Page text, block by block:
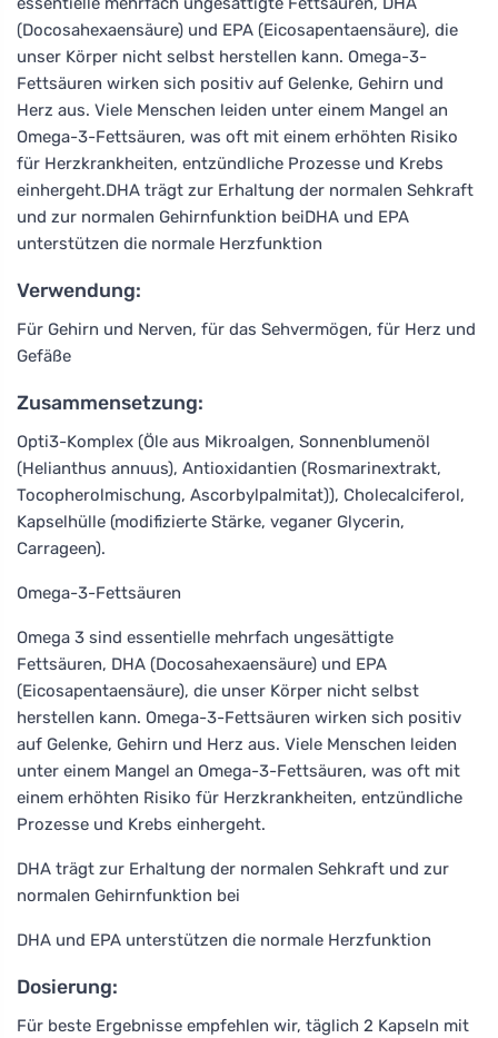
(Docosahexaensäure) und EPA (Eicosapentaensäure), die
unser Körper nicht selbst herstellen kann. Omega-3-
Fettsäuren wirken sich positiv auf Gelenke, Gehirn und
Herz aus. Viele Menschen leiden unter einem Mangel an
Omega-3-Fettsäuren, was oft mit einem erhöhten Risiko
für Herzkrankheiten, entzündliche Prozesse und Krebs
einhergeht.DHA trägt zur Erhaltung der normalen Sehkraft
und zur normalen Gehirnfunktion beiDHA und EPA
unterstützen die normale Herzfunktion
Verwendung:
Für Gehirn und Nerven, für das Sehvermögen, für Herz und
Gefäße
Zusammensetzung:
Opti3-Komplex (Öle aus Mikroalgen, Sonnenblumenöl
(Helianthus annuus), Antioxidantien (Rosmarinextrakt,
Tocopherolmischung, Ascorbylpalmitat)), Cholecalciferol,
Kapselhülle (modifizierte Stärke, veganer Glycerin,
Carrageen).
Omega-3-Fettsäuren
Omega 3 sind essentielle mehrfach ungesättigte
Fettsäuren, DHA (Docosahexaensäure) und EPA
(Eicosapentaensäure), die unser Körper nicht selbst
herstellen kann. Omega-3-Fettsäuren wirken sich positiv
auf Gelenke, Gehirn und Herz aus. Viele Menschen leiden
unter einem Mangel an Omega-3-Fettsäuren, was oft mit
einem erhöhten Risiko für Herzkrankheiten, entzündliche
Prozesse und Krebs einhergeht.
DHA trägt zur Erhaltung der normalen Sehkraft und zur
normalen Gehirnfunktion bei
DHA und EPA unterstützen die normale Herzfunktion
Dosierung:
Für beste Ergebnisse empfehlen wir, täglich 2 Kapseln mit